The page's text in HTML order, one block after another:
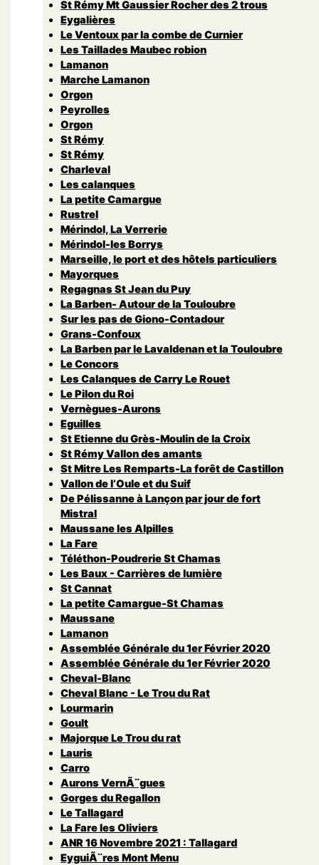
St Rémy Mt Gaussier Rocher des 2 trous
Eygalières
Le Ventoux par la combe de Curnier
Les Taillades Maubec robion
Lamanon
Marche Lamanon
Orgon
Peyrolles
Orgon
St Rémy
St Rémy
Charleval
Les calanques
La petite Camargue
Rustrel
Mérindol, La Verrerie
Mérindol-les Borrys
Marseille, le port et des hôtels particuliers
Mayorques
Regagnas St Jean du Puy
La Barben- Autour de la Touloubre
Sur les pas de Giono-Contadour
Grans-Confoux
La Barben par le Lavaldenan et la Touloubre
Le Concors
Les Calanques de Carry Le Rouet
Le Pilon du Roi
Vernègues-Aurons
Eguilles
St Etienne du Grès-Moulin de la Croix
St Rémy Vallon des amants
St Mitre Les Remparts-La forêt de Castillon
Vallon de l’Oule et du Suif
De Pélissanne à Lançon par jour de fort
Mistral
Maussane les Alpilles
La Fare
Téléthon-Poudrerie St Chamas
Les Baux - Carrières de lumière
St Cannat
La petite Camargue-St Chamas
Maussane
Lamanon
Assemblée Générale du 1er Février 2020
Assemblée Générale du 1er Février 2020
Cheval-Blanc
Cheval Blanc - Le Trou du Rat
Lourmarin
Goult
Majorque Le Trou du rat
Lauris
Carro
Aurons VernÃ¨gues
Gorges du Regallon
Le Tallagard
La Fare les Oliviers
ANR 16 Novembre 2021 : Tallagard
EyguiÃ¨res Mont Menu